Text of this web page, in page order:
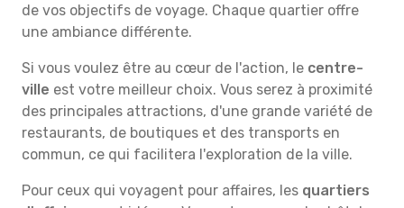
de vos objectifs de voyage. Chaque quartier offre
une ambiance différente.
Si vous voulez être au cœur de l'action, le centre-
ville est votre meilleur choix. Vous serez à proximité
des principales attractions, d'une grande variété de
restaurants, de boutiques et des transports en
commun, ce qui facilitera l'exploration de la ville.
Pour ceux qui voyagent pour affaires, les quartiers